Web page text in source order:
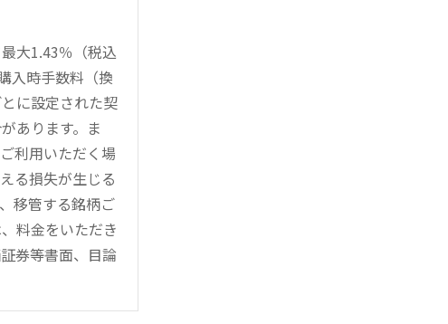
大1.43％（税込
入時手数料（換
に設定された契
あります。ま
利用いただく場
る損失が生じる
移管する銘柄ご
料金をいただき
券等書面、目論